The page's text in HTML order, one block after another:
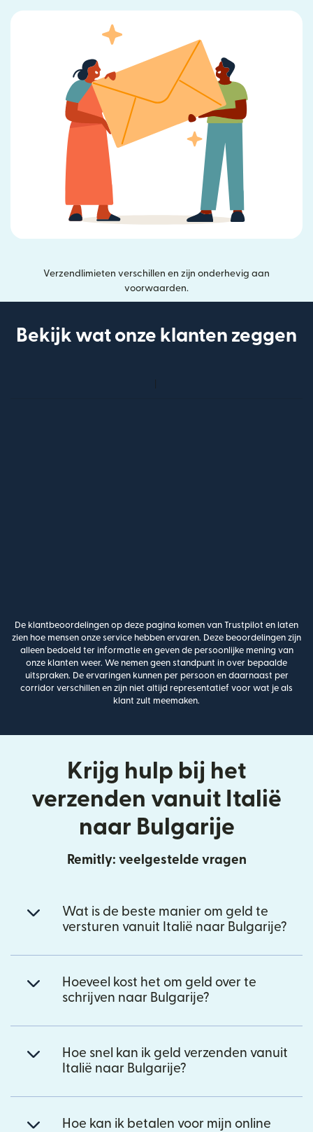
Verzendlimieten verschillen en zijn onderhevig aan
voorwaarden.
Bekijk wat onze klanten zeggen
De klantbeoordelingen op deze pagina komen van Trustpilot en laten
zien hoe mensen onze service hebben ervaren. Deze beoordelingen zijn
alleen bedoeld ter informatie en geven de persoonlijke mening van
onze klanten weer. We nemen geen standpunt in over bepaalde
uitspraken. De ervaringen kunnen per persoon en daarnaast per
corridor verschillen en zijn niet altijd representatief voor wat je als
klant zult meemaken.
Krijg hulp bij het
verzenden vanuit Italië
naar Bulgarije
Remitly: veelgestelde vragen
Wat is de beste manier om geld te
versturen vanuit Italië naar Bulgarije?
Hoeveel kost het om geld over te
schrijven naar Bulgarije?
Hoe snel kan ik geld verzenden vanuit
Italië naar Bulgarije?
Hoe kan ik betalen voor mijn online